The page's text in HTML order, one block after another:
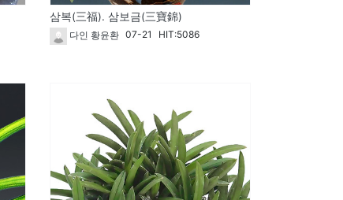
삼복(三福). 삼보금(三寶錦)
다인 황윤환 07-21 HIT:5086